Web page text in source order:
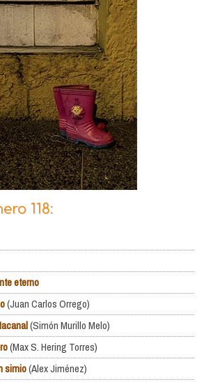
118:
eterno
(Juan Carlos Orrego)
(Simón Murillo Melo)
(Max S. Hering Torres)
simio(Alex Jiménez)